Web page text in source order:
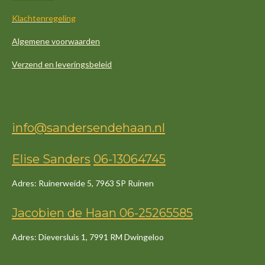
Klachtenregeling
Algemene voorwaarden
Verzend en leveringsbeleid
info@sandersendehaan.nl
Elise Sanders 06-13064745
Adres: Ruinerweide 5, 7963 SP Ruinen
Jacobien de Haan 06-25265585
Adres: Dieversluis 1, 7991 RM Dwingeloo